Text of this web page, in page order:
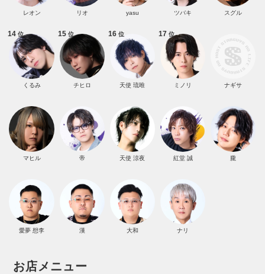
レオン リオ yasu ツバキ スグル
14位
くるみ
15位
チヒロ
16位
天使 琉唯
17 位
ミノリ ナギサ
マヒル 帝 天使 涼夜 紅堂 誠 朧
愛夢 想李 漢 大和 ナリ
お店メニュー